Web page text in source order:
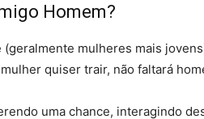
Homem?
mulheres mais
quiser trair, não faltará
uma chance, interagindo